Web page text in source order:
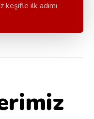
keşifle ilk adımı